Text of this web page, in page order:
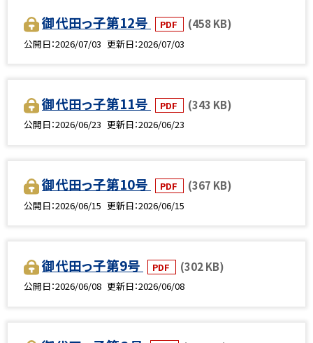
御代田っ子第12号 PDF (458 KB)
公開日 2026/07/03 更新日 2026/07/03
御代田っ子第11号 PDF (343 KB)
公開日 2026/06/23 更新日 2026/06/23
御代田っ子第10号 PDF (367 KB)
公開日 2026/06/15 更新日 2026/06/15
御代田っ子第9号 PDF (302 KB)
公開日 2026/06/08 更新日 2026/06/08